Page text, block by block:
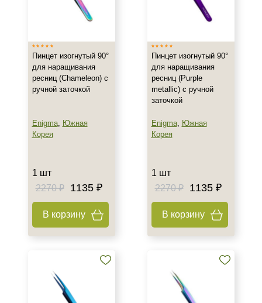
Пинцет изогнутый 90°
для наращивания
ресниц (Chameleon) с
ручной заточкой
Enigma, Южная
Корея
1 шт
2270 ₽
1135 ₽
В корзину
Пинцет изогнутый 90°
для наращивания
ресниц (Purple
metallic) с ручной
заточкой
Enigma, Южная
Корея
1 шт
2270 ₽
1135 ₽
В корзину